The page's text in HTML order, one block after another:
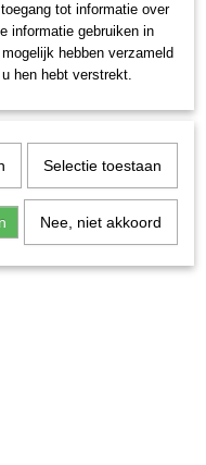
op te hangen.
standaard t/m formaat 20x30
2 jumbo ophanghaken voor
tot informatie over
informatie gebruiken in
hebben verzameld
hen hebt verstrekt.
Selectie toestaan
Nee, niet akkoord